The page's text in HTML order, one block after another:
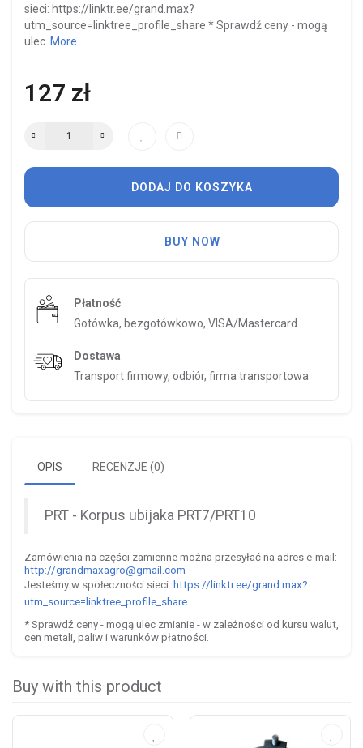
sieci: https://linktr.ee/grand.max?
utm_source=linktree_profile_share * Sprawdź ceny - mogą
ulec.. More
127 zł
DODAJ DO KOSZYKA
BUY NOW
Płatność
Gotówka, bezgotówkowo, VISA/Mastercard
Dostawa
Transport firmowy, odbiór, firma transportowa
OPIS RECENZJE (0)
PRT - Korpus ubijaka PRT7/PRT10
Zamówienia na części zamienne można przesyłać na adres e-mail:
http://grandmaxagro@gmail.com
Jesteśmy w społeczności sieci: https://linktr.ee/grand.max?
utm_source=linktree_profile_share
* Sprawdź ceny - mogą ulec zmianie - w zależności od kursu walut,
cen metali, paliw i warunków płatności.
Buy with this product